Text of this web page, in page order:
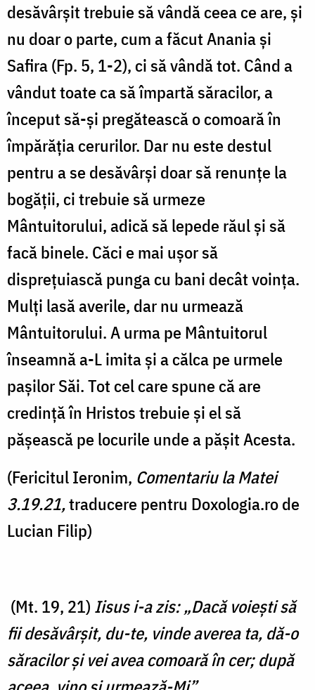
desăvârșit trebuie să vândă ceea ce are, și
nu doar o parte, cum a făcut Anania și
Safira (Fp. 5, 1-2), ci să vândă tot. Când a
vândut toate ca să împartă săracilor, a
început să-și pregătească o comoară în
împărăția cerurilor. Dar nu este destul
pentru a se desăvârși doar să renunțe la
bogății, ci trebuie să urmeze
Mântuitorului, adică să lepede răul și să
facă binele. Căci e mai ușor să
disprețuiască punga cu bani decât voința.
Mulți lasă averile, dar nu urmează
Mântuitorului. A urma pe Mântuitorul
înseamnă a-L imita și a călca pe urmele
pașilor Săi. Tot cel care spune că are
credință în Hristos trebuie și el să
pășească pe locurile unde a pășit Acesta.
(Fericitul Ieronim, Comentariu la Matei
3.19.21,traducere pentru Doxologia.ro de
Lucian Filip)
(Mt. 19, 21) Iisus i-a zis: „Dacă voieşti să
fii desăvârşit, du-te, vinde averea ta, dă-o
săracilor şi vei avea comoară în cer; după